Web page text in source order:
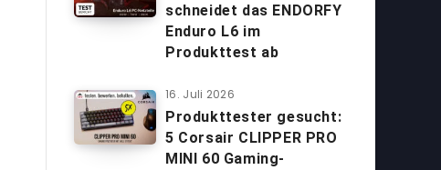
schneidet das ENDORFY
Enduro L6 im
Produkttest ab
16. Juli 2026
Produkttester gesucht:
5 Corsair CLIPPER PRO
MINI 60 Gaming-